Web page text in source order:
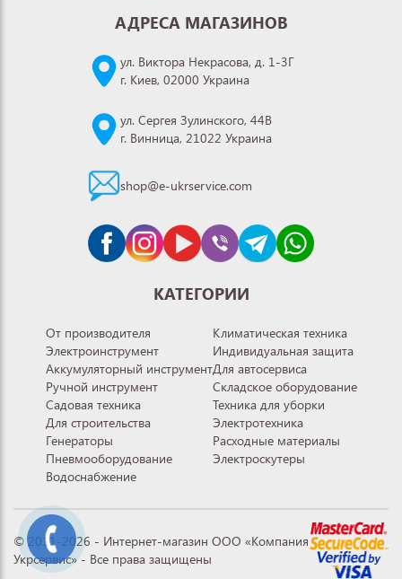
АДРЕСА МАГАЗИНОВ
ул. Виктора Некрасова, д. 1-3Г
г. Киев, 02000 Украина
ул. Сергея Зулинского, 44В
г. Винница, 21022 Украина
shop@e-ukrservice.com
КАТЕГОРИИ
От производителя
Электроинструмент
Аккумуляторный инструмент
Ручной инструмент
Садовая техника
Для строительства
Генераторы
Пневмооборудование
Водоснабжение
Климатическая техника
Индивидуальная защита
Для автосервиса
Складское оборудование
Техника для уборки
Электротехника
Расходные материалы
Электроскутеры
© 2011-2026 - Интернет-магазин ООО «Компания
Укрсервис» - Все права защищены